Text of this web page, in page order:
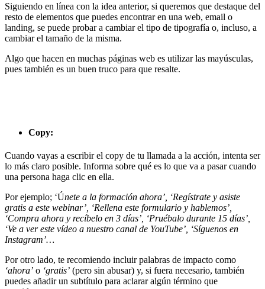
Siguiendo en línea con la idea anterior, si queremos que destaque del
resto de elementos que puedes encontrar en una web, email o
landing, se puede probar a cambiar el tipo de tipografía o, incluso, a
cambiar el tamaño de la misma.
Algo que hacen en muchas páginas web es utilizar las mayúsculas,
pues también es un buen truco para que resalte.
Copy:
Cuando vayas a escribir el copy de tu llamada a la acción, intenta ser
lo más claro posible. Informa sobre qué es lo que va a pasar cuando
una persona haga clic en ella.
Por ejemplo; ‘Únete a la formación ahora’, ‘Regístrate y asiste
gratis a este webinar’, ‘Rellena este formulario y hablemos’,
‘Compra ahora y recíbelo en 3 días’, ‘Pruébalo durante 15 días’,
‘Ve a ver este vídeo a nuestro canal de YouTube’, ‘Síguenos en
Instagram’…
Por otro lado, te recomiendo incluir palabras de impacto como
‘ahora’ o ‘gratis’ (pero sin abusar) y, si fuera necesario, también
puedes añadir un subtítulo para aclarar algún término que